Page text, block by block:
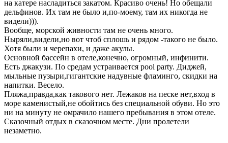
на катере насладиться закатом. Красиво очень! Но обещали
дельфинов. Их там не было и,по-моему, там их никогда не
видели))).
Вообще, морской живности там не очень много.
Ныряли,видели,но вот чтоб сплошь и рядом -такого не было.
Хотя были и черепахи, и даже акулы.
Основной бассейн в отеле,конечно, огромный, инфинити.
Есть джакузи. По средам устраивается pool party. Диджей,
мыльные пузыри,гигантские надувные фламинго, скидки на
напитки. Весело.
Пляжа,правда,как такового нет. Лежаков на песке нет,вход в
море каменистый,не обойтись без специальной обуви. Но это
ни на минуту не омрачило нашего пребывания в этом отеле.
Сказочный отдых в сказочном месте. Дни пролетели
незаметно.